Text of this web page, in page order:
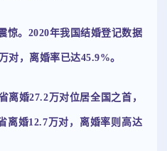
惊。2020年我国结婚登记数据
对，离婚率已达45.9%。
离婚27.2万对位居全国之首，
离婚12.7万对，离婚率则高达